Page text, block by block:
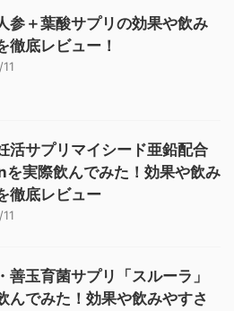
参＋葉酸サプリの効果や飲み
徹底レビュー！
活サプリマイシード亜鉛配合
実際飲んでみた！効果や飲み
徹底レビュー
善玉育菌サプリ「スルーラ」
んでみた！効果や飲みやすさ